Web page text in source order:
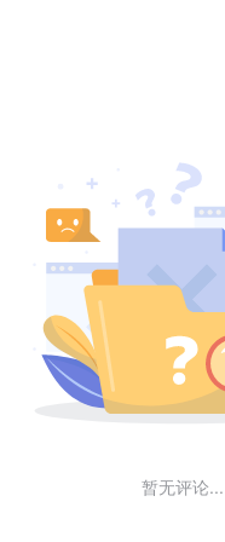
暂无评论...